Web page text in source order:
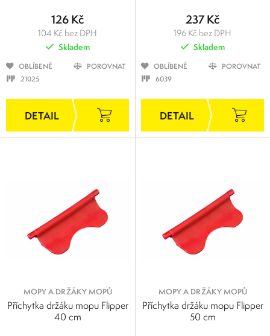
126 Kč
104 Kč bez DPH
Skladem
OBLÍBENÉ
POROVNAT
21025
237 Kč
196 Kč bez DPH
Skladem
OBLÍBENÉ
POROVNAT
6039
MOPY A DRŽÁKY MOPŮ
Příchytka držáku mopu Flipper
40 cm
MOPY A DRŽÁKY MOPŮ
Příchytka držáku mopu Flipper
50 cm